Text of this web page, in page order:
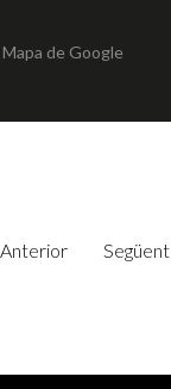
Mapa de Google
Anterior Següent